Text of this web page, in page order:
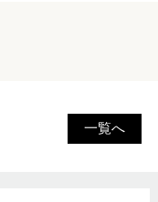
一覧へ